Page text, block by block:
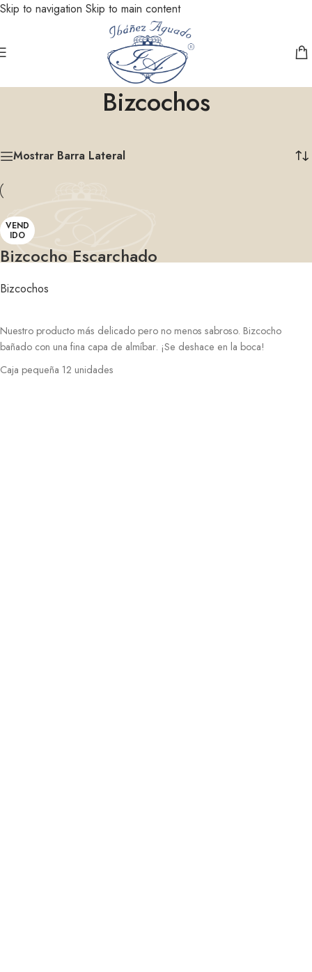
Skip to navigation Skip to main content
Bizcochos
Mostrar Barra Lateral
VEND
IDO
Bizcocho Escarchado
Bizcochos
Nuestro producto más delicado pero no menos sabroso. Bizcocho
bañado con una fina capa de almíbar. ¡Se deshace en la boca!
Caja pequeña 12 unidades